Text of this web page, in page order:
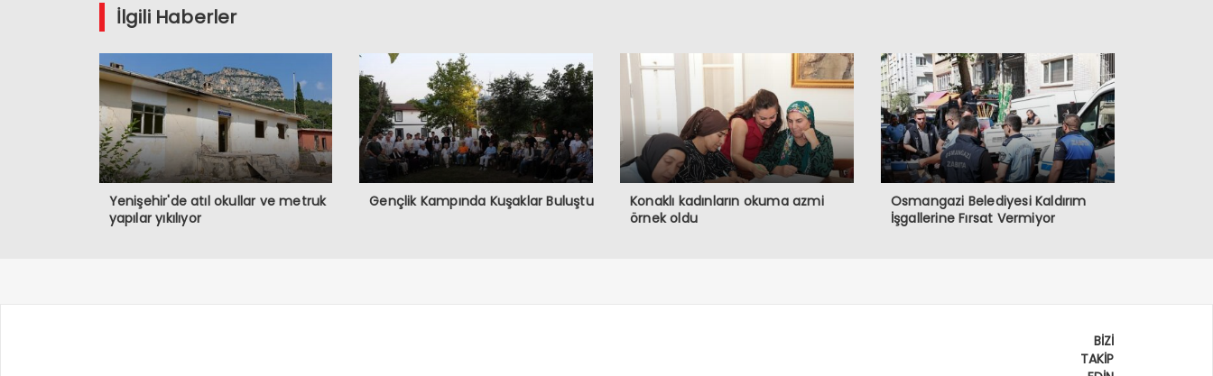
İlgili Haberler
Yenişehir'de atıl okullar ve metruk
yapılar yıkılıyor
Gençlik Kampında Kuşaklar Buluştu
Konaklı kadınların okuma azmi
örnek oldu
Osmangazi Belediyesi Kaldırım
İşgallerine Fırsat Vermiyor
BİZİ
TAKİP